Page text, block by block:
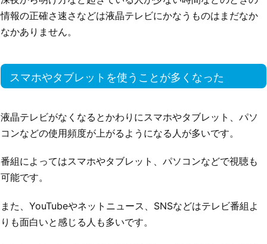
情報の正確さ速さなどは液晶テレビにかなうものはまだなか
なかありません。
スマホやタブレットを使うことが多くなった
液晶テレビがなくなるとかわりにスマホやタブレット、パソ
コンなどの使用頻度が上がるようになる人が多いです。
番組によってはスマホやタブレット、パソコンなどで視聴も
可能です。
また、YouTubeやネットニュース、SNSなどはテレビ番組よ
りも面白いと感じる人も多いです。